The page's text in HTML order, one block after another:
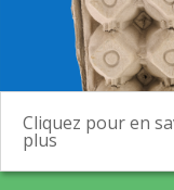
Cliquez pour en
plus